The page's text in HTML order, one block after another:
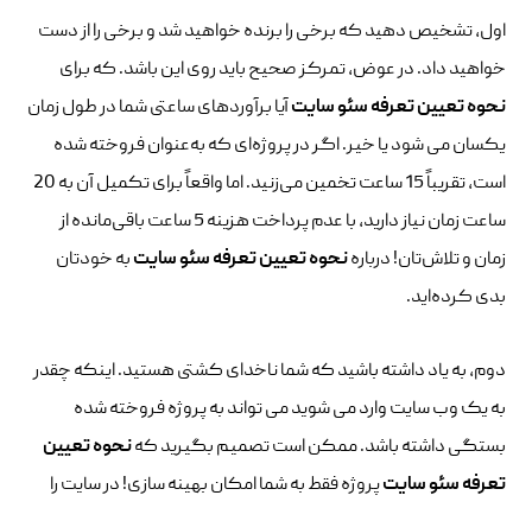
اول، تشخیص دهید که برخی را برنده خواهید شد و برخی را از دست
خواهید داد. در عوض، تمرکز صحیح باید روی این باشد. که برای
نحوهتعیین تعرفه سئو سایتآیا برآوردهای ساعتی شما در طول زمان
یکسان می شود یا خیر. اگر در پروژه‌ای که به‌عنوان فروخته شده
است، تقریباً 15 ساعت تخمین می‌زنید. اما واقعاً برای تکمیل آن به 20
ساعت زمان نیاز دارید، با عدم پرداخت هزینه 5 ساعت باقی‌مانده از
زمان و تلاش‌تان! دربارهنحوهتعیین تعرفه سئو سایتبه خودتان
بدی کرده‌اید.
دوم، به یاد داشته باشید که شما ناخدای کشتی هستید. اینکه چقدر
به یک وب سایت وارد می شوید می تواند به پروژه فروخته شده
بستگی داشته باشد. ممکن است تصمیم بگیرید کهنحوهتعیین
تعرفه سئو سایتپروژه فقط به شما امکان بهینه سازی! در سایت را